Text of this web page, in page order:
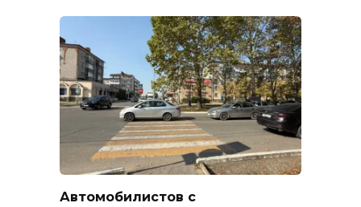
Автомобилистов с